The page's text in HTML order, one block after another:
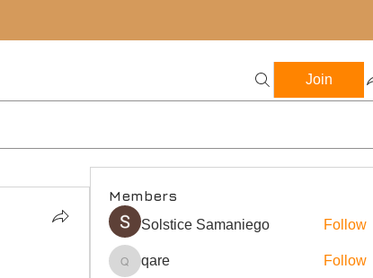
Join
Members
Solstice Samaniego Follow
qare
qare Follow